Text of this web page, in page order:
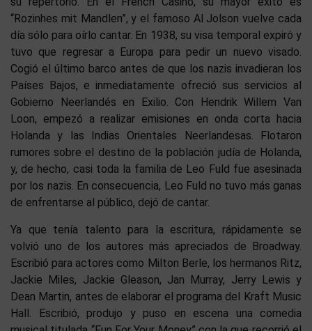
“Rozinhes mit Mandlen”, y el famoso Al Jolson vuelve cada
día sólo para oírlo cantar. En 1938, su visa temporal expiró y
tuvo que regresar a Europa para pedir un nuevo visado.
Cogió el último barco antes de que los nazis invadieran los
Países Bajos, e inmediatamente ofreció sus servicios al
Gobierno Neerlandés en Exilio. Con Hendrik Willem Van
Loon, empezó a realizar emisiones en onda corta hacia
Holanda y las Indias Orientales Neerlandesas. Flotaron
rumores sobre el destino de la población judía de Holanda,
y, de hecho, casi toda la familia de Leo Fuld fue asesinada
por los nazis. En consecuencia, Leo Fuld no tuvo más ganas
de enfrentarse al público, dejó de cantar.
Ya que tenía talento para la escritura, rápidamente se
volvió uno de los autores más apreciados de Broadway.
Escribió para actores como Milton Berle, los hermanos Ritz,
Jackie Miles, Jackie Gleason, Jan Murray, Jerry Lewis y
Dean Martin, antes de elaborar el programa del Kraft Music
Hall. Escribió, produjo y puso en escena una comedia